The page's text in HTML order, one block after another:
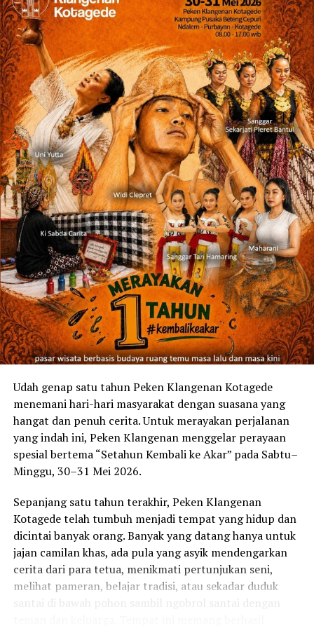
mencuci tangan, atau menggunakan gel pembersih
tangan, setiap 20 menit (selama 20 detik) setelah
melakukan kegiatan – kegiatan yang menyentuh fasilitas
publik.
Dengan program “NEW LIFESTYLE”, ARTOTEL
Yogyakarta sangat antusias untuk menyambut
kedatangan para tamu dengan menyajikan berbagai
promo menarik. Promo-promo yang sedang
berlangsung di ARTOTEL Yogyakarta terdiri dari :
Promo kamar, Re-start Room, dengan potongan harga
60% Studio 23, IDR 300.000 net/kamar/malam termasuk
dengan breakfast 2 pax
Promo F&B, Half The Price, dengan potongan harga
50% untuk beberapa menu makanan dan minuman di
ROCA
Promo Immune Remedy, yang menawarkan harga
spesial untuk semua menu makanan dan minuman
sehat.
Erastus Radjimin, CEO ARTOTEL Group menambahkan,
‘’NEW LIFESTYLE merupakan cara ARTOTEL Group
untuk selalu memberikan pelayanan terbaik kepada para
tamunya, terutama memberikan rasa aman dan nyaman
selama berada di properti ARTOTEL Group pada masa
yang sulit saat ini. Dengan tagline re-NEW, re-FRESH,
dan re-START, kami ingin memulai kembali semua
aktifitas perhotelan kami yang penuh dengan kreatifitas
seperti sedia kala namun dengan gaya hidup baru, yaitu
dan kebersihan yang lebih intensif dan jauh lebih baik.
Secara lengkap, komitmen kami dapat dibaca melalui
tautan yang sudah kamu unggah ke situs
www.artotelgroup.com di:
https://artotelgroup.com/our-commitment-toward-
new-lifestyle. Kami sudah tidak sabar untuk berjumpa
kembali dengan para tamu di era “NEW LIFESTYLE” ini.”
Udah genap satu tahun Peken Klangenan Kotagede
menemani hari-hari masyarakat dengan suasana yang
hangat dan penuh cerita. Untuk merayakan perjalanan
yang indah ini, Peken Klangenan menggelar perayaan
spesial bertema “Setahun Kembali ke Akar” pada Sabtu–
Minggu, 30–31 Mei 2026.
Sepanjang satu tahun terakhir, Peken Klangenan
Kotagede telah tumbuh menjadi tempat yang hidup dan
dicintai banyak orang. Banyak yang datang hanya untuk
jajan camilan khas, ada pula yang asyik mendengarkan
cerita dari para tetua, menikmati pertunjukan seni,
melihat pameran, belajar tradisi, atau sekadar duduk
santai di bawah pohon sambil ngobrol santai dengan